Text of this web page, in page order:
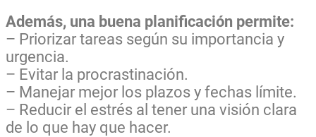
Además, una buena planificación permite:
– Priorizar tareas según su importancia y
urgencia.
– Evitar la procrastinación.
– Manejar mejor los plazos y fechas límite.
– Reducir el estrés al tener una visión clara
de lo que hay que hacer.